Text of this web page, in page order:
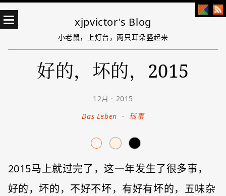
xjpvictor's Blog
小老鼠，上灯台，两只耳朵竖起来
好的，坏的，2015
12月 · 2015
Das Leben
· 琐事
2015马上就过完了，这一年发生了很多事，
好的，坏的，不好不坏，有好有坏的，五味杂